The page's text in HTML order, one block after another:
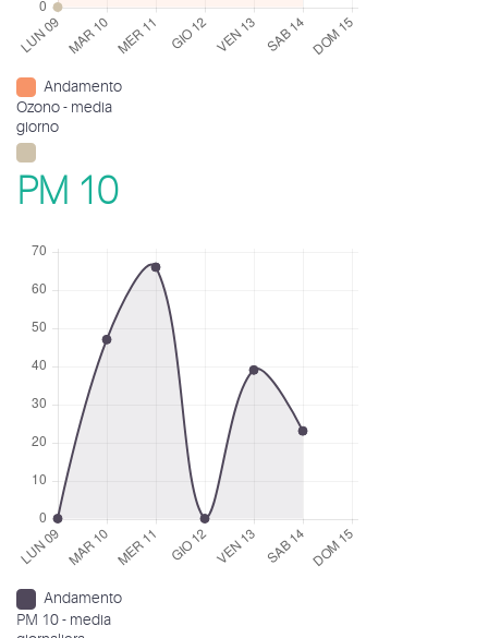
Andamento
Ozono - media
giorno
PM 10
Andamento
PM 10 - media